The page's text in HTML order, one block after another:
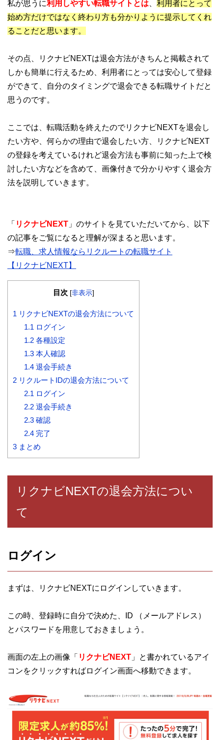
私が思うに利用しやすい転職サイトとは
利用者にとって
始め方だけではなく終わり方も分かりように提示してくれ
ることだと思います。
その点、リクナビNEXTは退会方法がきちんと掲載されて
しかも簡単に行えるため、利用者にとっては安心して登録
ができて、自分のタイミングで退会できる転職サイトだと
思うのです。
ここでは、転職活動を終えたのでリクナビNEXTを退会し
たい方や、何らかの理由で退会したい方、リクナビNEXT
の登録を考えているけれど退会方法も事前に知った上で検
討したい方などを含めて、画像付きで分かりやすく退会方
法を説明していきます。
「 リクナビNEXT 」のサイトを見ていただいてから、以下
の記事をご覧になると理解が深まると思います。
⇒転職、求人情報ならリクルートの転職サイト
【リクナビNEXT】
目次 [非表示]
1 リクナビNEXTの退会方法について
1.1 ログイン
1.2各種設定
1.3本人確認
1.4退会手続き
2 リクルートIDの退会方法について
2.1 ログイン
2.2退会手続き
2.3確認
2.4完了
3 まとめ
リクナビNEXTの退会方法につい
て
ログイン
まずは、リクナビNEXTにログインしていきます。
この時、登録時に自分で決めた、ID （メールアドレス）
とパスワードを用意しておきましょう。
画面の左上の画像「 リクナビNEXT 」と書かれているアイ
コンをクリックすればログイン画面へ移動できます。